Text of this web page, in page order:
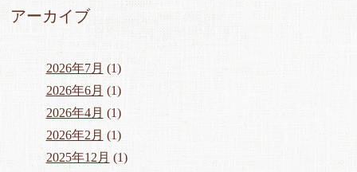
アーカイブ
2026年7月 (1)
2026年6月 (1)
2026年4月 (1)
2026年2月 (1)
2025年12月 (1)